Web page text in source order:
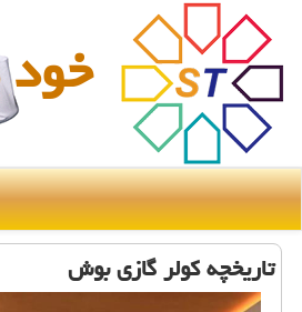
خود
تاریخچه كولر گازی بوش